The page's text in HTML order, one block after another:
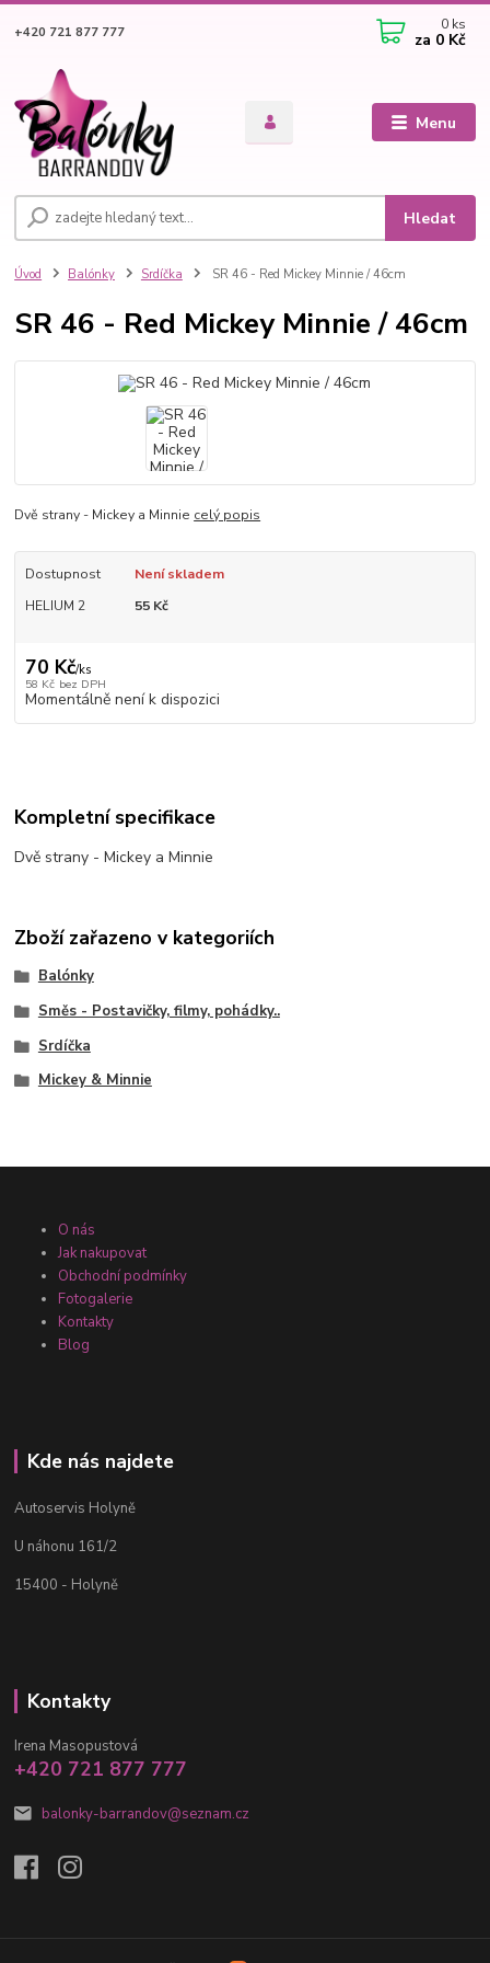
Menu
Hledat
+420 721 877 777 0 ks
za 0 Kč
Úvod Balónky Srdíčka SR 46 - Red Mickey Minnie / 46cm
SR 46 - Red Mickey Minnie / 46cm
Dvě strany - Mickey a Minnie celý popis
Dostupnost
Není skladem
HELIUM 2
55 Kč
70 Kč/ks
58 Kč bez DPH
Momentálně není k dispozici
Kompletní specifikace
Dvě strany - Mickey a Minnie
Zboží zařazeno v kategoriích
Balónky
Směs - Postavičky, filmy, pohádky..
Srdíčka
Mickey & Minnie
O nás
Jak nakupovat
Obchodní podmínky
Fotogalerie
Kontakty
Blog
Kde nás najdete
Autoservis Holyně
U náhonu 161/2
15400 - Holyně
Kontakty
Irena Masopustová
+420 721 877 777
balonky-barrandov@seznam.cz